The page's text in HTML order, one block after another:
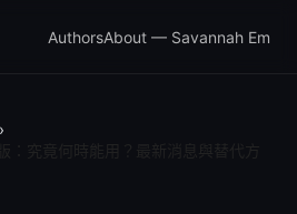
AuthorsAbout — Savannah Em
›